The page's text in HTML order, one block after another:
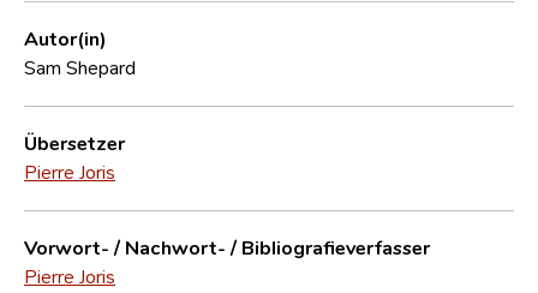
Autor(in)
Sam Shepard
Übersetzer
Pierre Joris
Vorwort- / Nachwort- / Bibliografieverfasser
Pierre Joris